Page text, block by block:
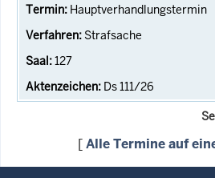
Hauptverhandlungstermin
Strafsache
127
Ds 111/26
[Alle Termine auf